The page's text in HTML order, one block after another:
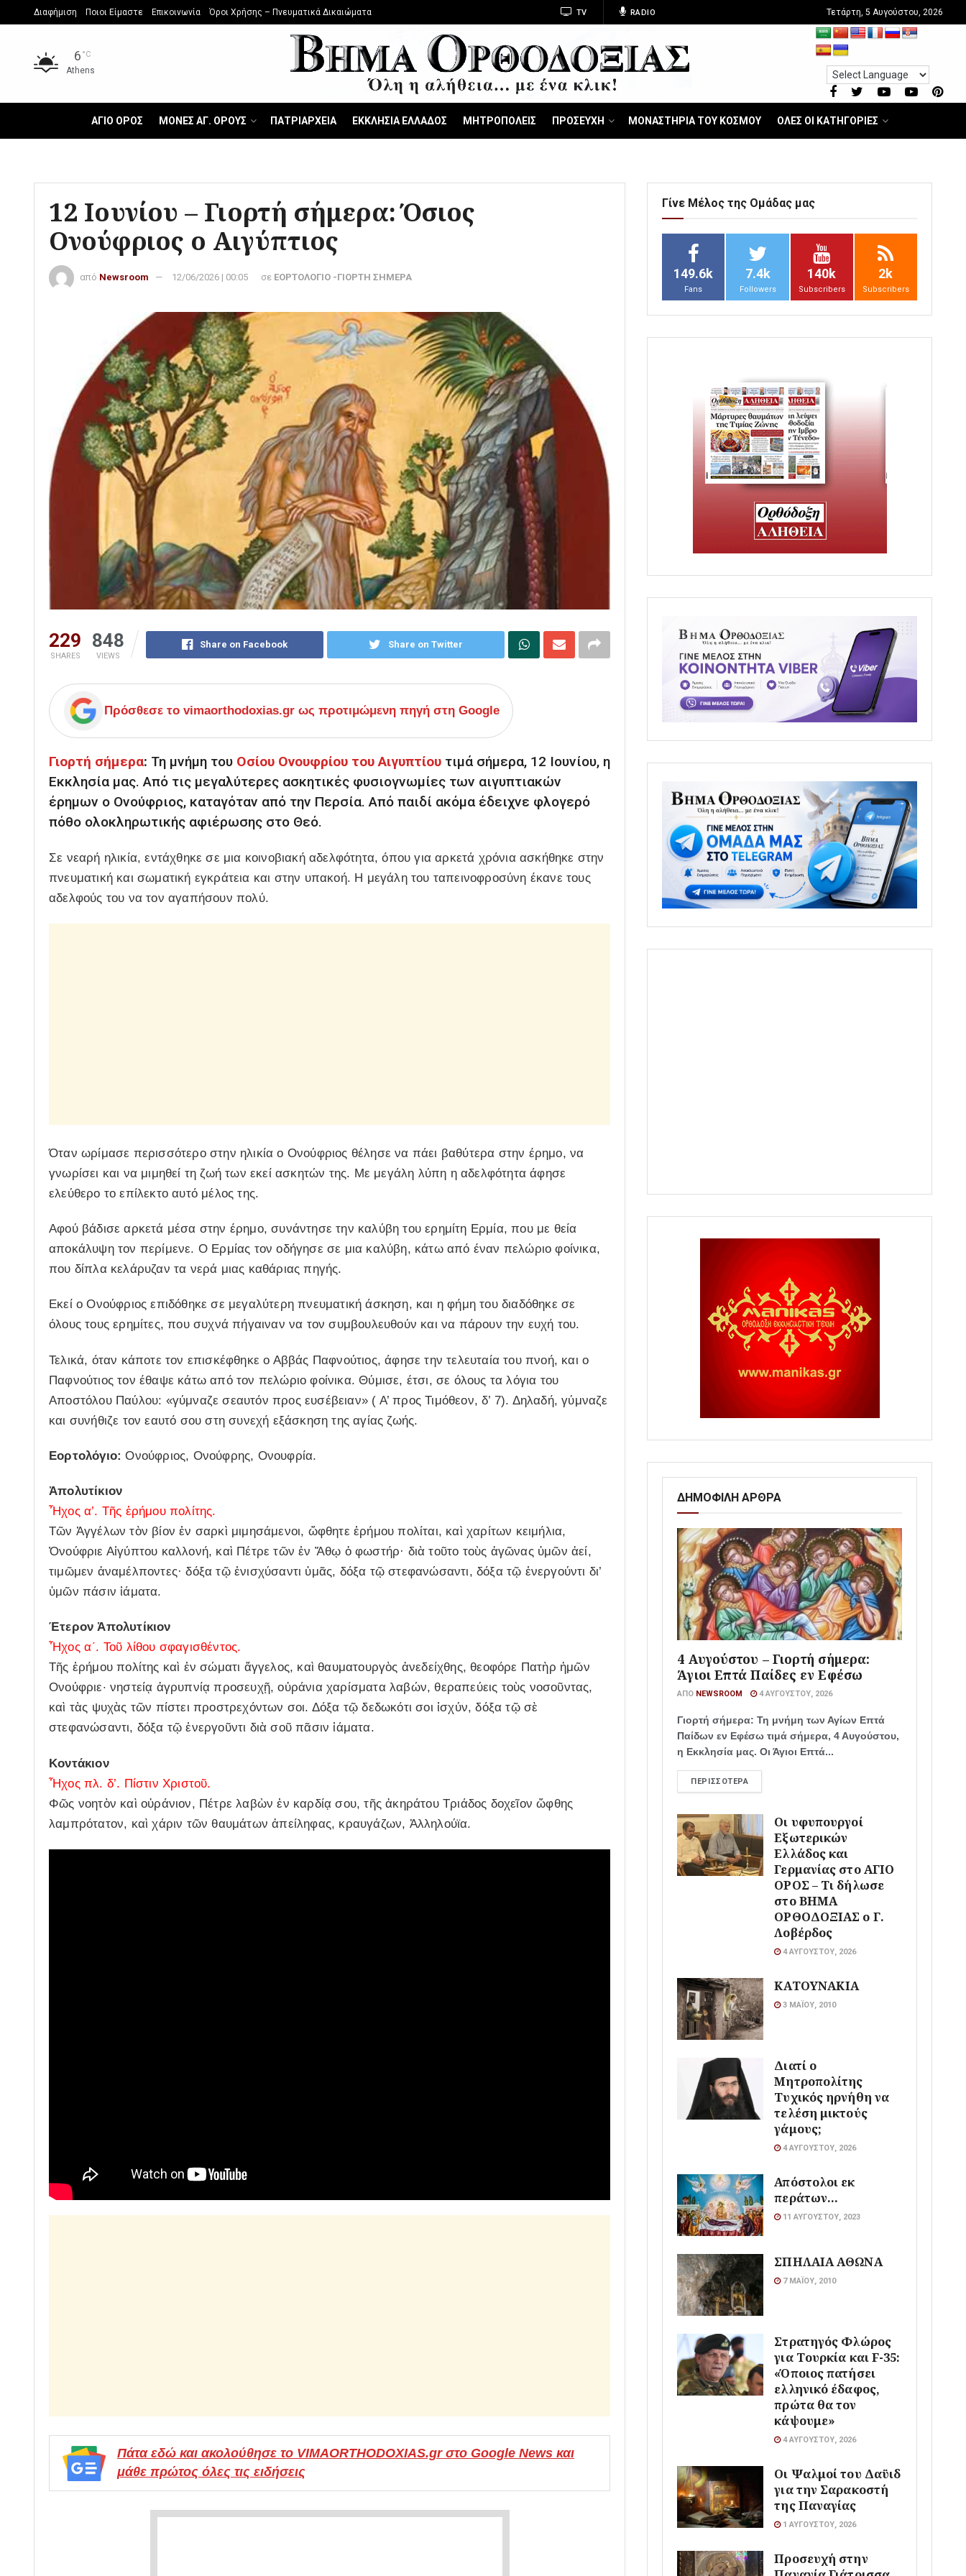
Διαφήμιση Ποιοι Είμαστε Επικοινωνία Όροι Χρήσης – Πνευματικά Δικαιώματα TV RADIO Τετάρτη, 5 Αυγούστου, 2026
6 °C
Athens
ΑΓΙΟ ΟΡΟΣ ΜΟΝΕΣ ΑΓ. ΟΡΟΥΣ ΠΑΤΡΙΑΡΧΕΙΑ ΕΚΚΛΗΣΙΑ ΕΛΛΑΔΟΣ ΜΗΤΡΟΠΟΛΕΙΣ ΠΡΟΣΕΥΧΗ ΜΟΝΑΣΤΗΡΙΑ ΤΟΥ ΚΟΣΜΟΥ ΟΛΕΣ ΟΙ ΚΑΤΗΓΟΡΙΕΣ
12 Ιουνίου – Γιορτή σήμερα: Όσιος
Ονούφριος ο Αιγύπτιος
από Newsroom 12/06/2026 | 00:05 σε ΕΟΡΤΟΛΟΓΙΟ -ΓΙΟΡΤΗ ΣΗΜΕΡΑ
229
SHARES
848
VIEWS
Share on Facebook Share on Twitter
Πρόσθεσε το vimaorthodoxias.gr ως προτιμώμενη πηγή στη Google
Γιορτή σήμερα: Τη μνήμη του Οσίου Ονουφρίου του Αιγυπτίου τιμά σήμερα, 12 Ιουνίου, η
Εκκλησία μας. Από τις μεγαλύτερες ασκητικές φυσιογνωμίες των αιγυπτιακών
έρημων ο Ονούφριος, καταγόταν από την Περσία. Από παιδί ακόμα έδειχνε φλογερό
πόθο ολοκληρωτικής αφιέρωσης στο Θεό.
Σε νεαρή ηλικία, εντάχθηκε σε μια κοινοβιακή αδελφότητα, όπου για αρκετά χρόνια ασκήθηκε στην
πνευματική και σωματική εγκράτεια και στην υπακοή. Η μεγάλη του ταπεινοφροσύνη έκανε τους
αδελφούς του να τον αγαπήσουν πολύ.
Όταν ωρίμασε περισσότερο στην ηλικία ο Ονούφριος θέλησε να πάει βαθύτερα στην έρημο, να
γνωρίσει και να μιμηθεί τη ζωή των εκεί ασκητών της. Με μεγάλη λύπη η αδελφότητα άφησε
ελεύθερο το επίλεκτο αυτό μέλος της.
Αφού βάδισε αρκετά μέσα στην έρημο, συνάντησε την καλύβη του ερημίτη Ερμία, που με θεία
αποκάλυψη τον περίμενε. Ο Ερμίας τον οδήγησε σε μια καλύβη, κάτω από έναν πελώριο φοίνικα,
που δίπλα κελάρυζαν τα νερά μιας καθάριας πηγής.
Εκεί ο Ονούφριος επιδόθηκε σε μεγαλύτερη πνευματική άσκηση, και η φήμη του διαδόθηκε σε
όλους τους ερημίτες, που συχνά πήγαιναν να τον συμβουλευθούν και να πάρουν την ευχή του.
Τελικά, όταν κάποτε τον επισκέφθηκε ο Αββάς Παφνούτιος, άφησε την τελευταία του πνοή, και ο
Παφνούτιος τον έθαψε κάτω από τον πελώριο φοίνικα. Θύμισε, έτσι, σε όλους τα λόγια του
Αποστόλου Παύλου: «γύμναζε σεαυτόν προς ευσέβειαν» ( Α’ προς Τιμόθεον, δ’ 7). Δηλαδή, γύμναζε
και συνήθιζε τον εαυτό σου στη συνεχή εξάσκηση της αγίας ζωής.
Εορτολόγιο: Ονούφριος, Ονούφρης, Ονουφρία.
Ἀπολυτίκιον
Ἦχος α’. Τῆς ἐρήμου πολίτης.
Τῶν Ἀγγέλων τὸν βίον ἐν σαρκὶ μιμησάμενοι, ὤφθητε ἐρήμου πολίται, καὶ χαρίτων κειμήλια,
Ὀνούφριε Αἰγύπτου καλλονή, καὶ Πέτρε τῶν ἐν Ἄθῳ ὁ φωστήρ· διὰ τοῦτο τοὺς ἀγῶνας ὑμῶν ἀεί,
τιμῶμεν ἀναμέλποντες· δόξα τῷ ἐνισχύσαντι ὑμᾶς, δόξα τῷ στεφανώσαντι, δόξα τῷ ἐνεργούντι δι’
ὑμῶν πάσιν ἰάματα.
Έτερον Ἀπολυτίκιον
Ἦχος α´. Τοῦ λίθου σφαγισθέντος.
Τῆς ἐρήμου πολίτης καὶ ἐν σώματι ἄγγελος, καὶ θαυματουργὸς ἀνεδείχθης, θεοφόρε Πατὴρ ἡμῶν
Ονούφριε· νηστείᾳ ἀγρυπνίᾳ προσευχῇ, οὐράνια χαρίσματα λαβών, θεραπεύεις τοὺς νοσοῦντας,
καὶ τὰς ψυχὰς τῶν πίστει προστρεχόντων σοι. Δόξα τῷ δεδωκότι σοι ἰσχύν, δόξα τῷ σὲ
στεφανώσαντι, δόξα τῷ ἐνεργοῦντι διὰ σοῦ πᾶσιν ἰάματα.
Κοντάκιον
Ἦχος πλ. δ’. Πίστιν Χριστοῦ.
Φῶς νοητὸν καὶ οὐράνιον, Πέτρε λαβὼν ἐν καρδίᾳ σου, τῆς ἀκηράτου Τριάδος δοχεῖον ὤφθης
λαμπρότατον, καὶ χάριν τῶν θαυμάτων ἀπείληφας, κραυγάζων, Ἀλληλούϊα.
Πάτα εδώ και ακολούθησε το VIMAORTHODOXIAS.gr στο Google News και
μάθε πρώτος όλες τις ειδήσεις
Γίνε Μέλος της Ομάδας μας
149.6k
Fans
7.4k
Followers
140k
Subscribers
2k
Subscribers
ΔΗΜΟΦΙΛΗ ΑΡΘΡΑ
4 Αυγούστου – Γιορτή σήμερα:
Άγιοι Επτά Παίδες εν Εφέσω
ΑΠΌ NEWSROOM 4 ΑΥΓΟΎΣΤΟΥ, 2026
Γιορτή σήμερα: Τη μνήμη των Αγίων Επτά
Παίδων εν Εφέσω τιμά σήμερα, 4 Αυγούστου,
η Εκκλησία μας. Οι Άγιοι Επτά...
ΠΕΡΙΣΣΌΤΕΡΑ
Οι υφυπουργοί
Εξωτερικών
Ελλάδος και
Γερμανίας στο ΑΓΙΟ
ΟΡΟΣ – Τι δήλωσε
στο ΒΗΜΑ
ΟΡΘΟΔΟΞΙΑΣ ο Γ.
Λοβέρδος
4 ΑΥΓΟΎΣΤΟΥ, 2026
ΚΑΤΟΥΝΑΚΙΑ
3 ΜΑΪ́ΟΥ, 2010
Διατί ο
Μητροπολίτης
Τυχικός ηρνήθη να
τελέση μικτούς
γάμους;
4 ΑΥΓΟΎΣΤΟΥ, 2026
Απόστολοι εκ
περάτων…
11 ΑΥΓΟΎΣΤΟΥ, 2023
ΣΠΗΛΑΙΑ ΑΘΩΝΑ
7 ΜΑΪ́ΟΥ, 2010
Στρατηγός Φλώρος
για Τουρκία και F-35:
«Όποιος πατήσει
ελληνικό έδαφος,
πρώτα θα τον
κάψουμε»
4 ΑΥΓΟΎΣΤΟΥ, 2026
Οι Ψαλμοί του Δαϋιδ
για την Σαρακοστή
της Παναγίας
1 ΑΥΓΟΎΣΤΟΥ, 2026
Προσευχή στην